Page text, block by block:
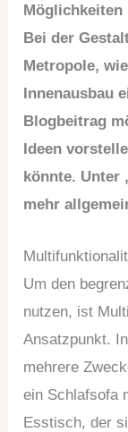
Möglichkeiten
Bei der
Metropole,
Innenausbau
Blogbeitrag
Ideen
könnte. Unter
mehr
Um den
nutzen, ist
Ansatzpunkt.
mehrere
ein Schlafsofa
Esstisch, der